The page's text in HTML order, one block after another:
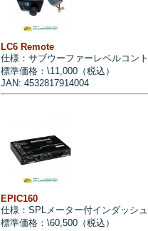
LC6 Remote
仕様：サブウーファーレベルコン
標準価格：\11,000（税込）
JAN: 4532817914004
EPIC160
仕様：SPLメーター付インダッシ
標準価格：\60,500（税込）